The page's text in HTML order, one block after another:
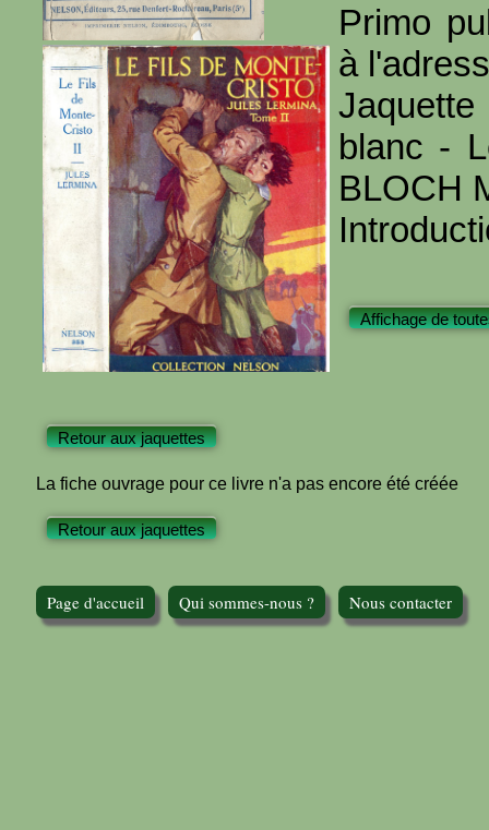
Primo
à
blanc -
BLOCH
Affichage de
Retour aux jaquettes
La fiche ouvrage pour ce livre n'a pas encore été créée
Retour aux jaquettes
Page d'accueil Qui sommes-nous ? Nous contacter